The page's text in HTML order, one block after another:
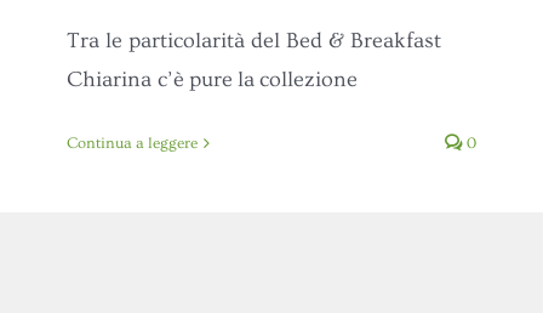
Tra le particolarità del Bed & Breakfast
Chiarina c’è pure la collezione
Continua a leggere 0